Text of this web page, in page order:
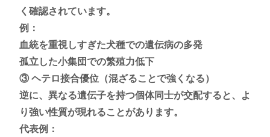
く確認されています。
例：
血統を重視しすぎた犬種での遺伝病の多発
孤立した小集団での繁殖力低下
③ ヘテロ接合優位（混ざることで強くなる）
逆に、異なる遺伝子を持つ個体同士が交配すると、よ
り強い性質が現れることがあります。
代表例：